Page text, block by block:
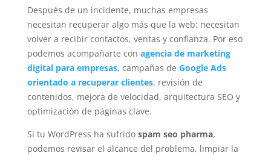
Después de un incidente, muchas empresas
necesitan recuperar algo más que la web: necesitan
volver a recibir contactos, ventas y confianza. Por eso
podemos acompañarte con agencia de marketing
digital para empresas, campañas de Google Ads
orientado a recuperar clientes, revisión de
contenidos, mejora de velocidad, arquitectura SEO y
optimización de páginas clave.
Si tu WordPress ha sufrido spam seo pharma,
podemos revisar el alcance del problema, limpiar la